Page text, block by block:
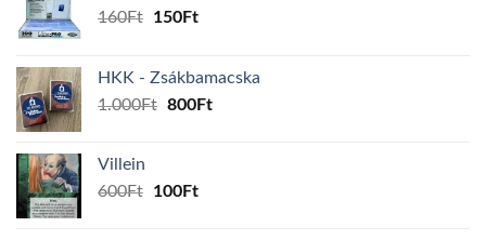
160Ft
Original
160Ft.
150FtCurrent
150Ft.
HKK - Zsákbamacska
1.000Ft Original
800FtCurrent
Villein
600Ft
Original
100FtCurrent